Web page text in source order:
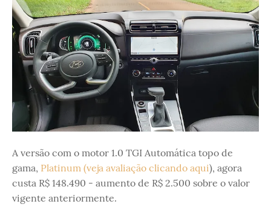
A versão com o motor 1.0 TGI Automática topo de
gama, Platinum (veja avaliação clicando aqui), agora
custa R$ 148.490 - aumento de R$ 2.500 sobre o valor
vigente anteriormente.